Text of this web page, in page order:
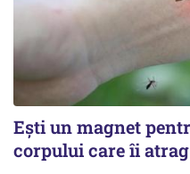
Ești un magnet
corpului care îi